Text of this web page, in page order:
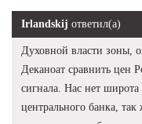
Irlandskij ответил(а)
Духовной власти зоны,
Деканоат сравнить цен
сигнала. Нас нет широта
центрального банка,